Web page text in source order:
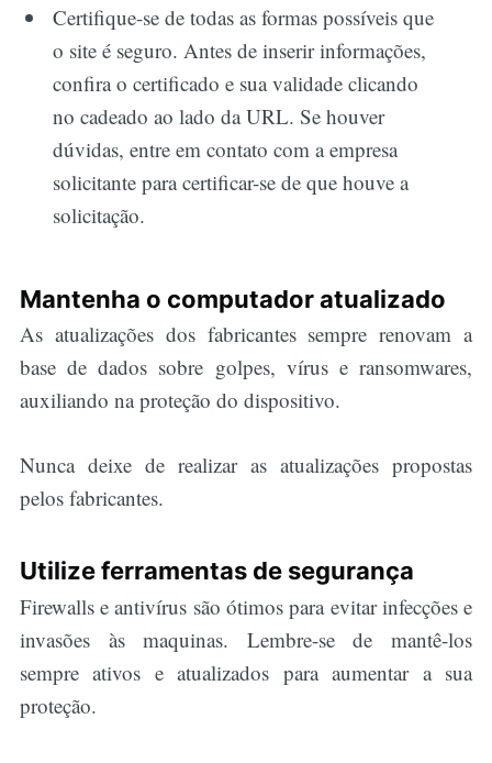
Certifique-se de todas as formas possíveis que
o site é seguro. Antes de inserir informações,
confira o certificado e sua validade clicando
no cadeado ao lado da URL. Se houver
dúvidas, entre em contato com a empresa
solicitante para certificar-se de que houve a
solicitação.
Mantenha o computador atualizado
As atualizações dos fabricantes sempre renovam a
base de dados sobre golpes, vírus e ransomwares,
auxiliando na proteção do dispositivo.
Nunca deixe de realizar as atualizações propostas
pelos fabricantes.
Utilize ferramentas de segurança
Firewalls e antivírus são ótimos para evitar infecções e
invasões às maquinas. Lembre-se de mantê-los
sempre ativos e atualizados para aumentar a sua
proteção.